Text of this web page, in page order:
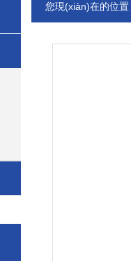
您現(xiàn)在的位置